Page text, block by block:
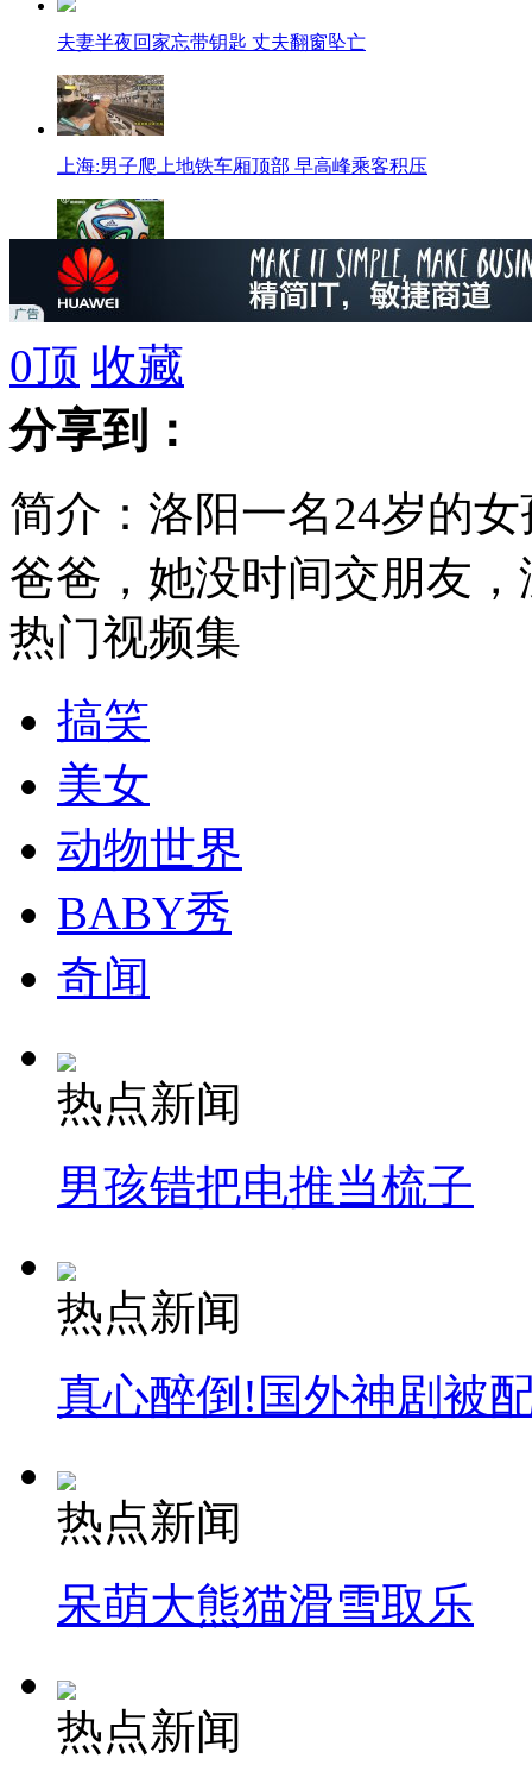
夫妻半夜回家忘带钥匙 丈夫翻窗坠亡
上海:男子爬上地铁车厢顶部 早高峰乘客积压
国际足联正式公布巴西世界杯官方用球
小伙购买刀棍预谋抢劫单身开车女性
普京：俄永远不会和美国发生冲突
男童惨遭公交碾压致死 奶奶死死护住
瘾君子抛妻弃子酒店会情人
山西运城恶犬咬伤多人 警民合力深夜将其击毙
女孩北京地铁殴打老人 痛下狠手拳打脚踢
无痛分娩是否安全 医生回应
走！跟着总书记去植树
纽约上演“枕头大战”
0顶 收藏
分享到：
简介：洛阳一名24岁的
爸爸，她没时间交朋友
少关于青春的记忆，希
洛丹，洛龙区辛店镇柳
先后瘫痪，爸爸也偏瘫了
分类名称：
热门视频集
搞笑
美女
动物世界
BABY秀
奇闻
热点新闻
男孩错把电推当梳子
热点新闻
真心醉倒!国外神剧被
热点新闻
呆萌大熊猫滑雪取乐
热点新闻